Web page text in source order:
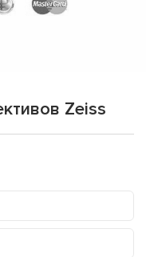
Zeiss